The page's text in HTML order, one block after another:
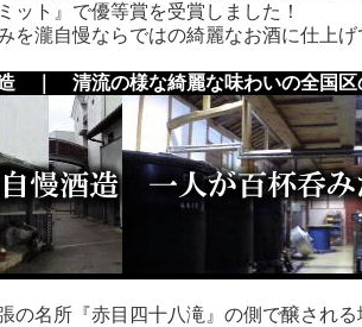
ット』で優等賞を受賞しました！
を瀧自慢ならではの綺麗なお酒に仕上げ
｜ 清流の様な綺麗な味わいの全国区
の名所『赤目四十八滝』の側で醸される